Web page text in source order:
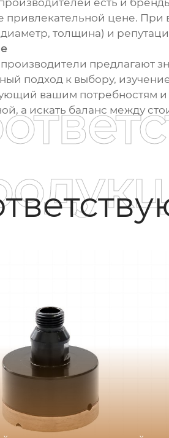
есть и
привлекательной цене. При
толщина) и
предлагают
подход к выбору,
вашим потребностям и
а искать баланс между